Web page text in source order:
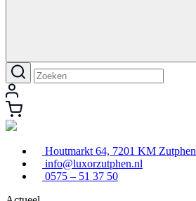
Houtmarkt 64, 7201 KM Zutphen
info@luxorzutphen.nl
0575 – 51 37 50